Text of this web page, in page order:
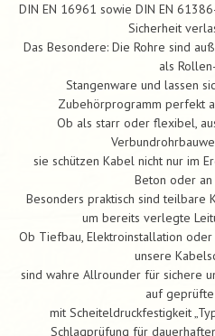
DIN EN 16961 sowie DIN EN
Sicherheit
Das Besondere: Die Rohre sind
als
Stangenware und lassen
Zubehörprogramm perfekt
Ob als starr oder flexibel,
sie schützen Kabel nicht nur im
Beton oder an
Besonders praktisch sind teilbare
um bereits verlegte
Ob Tiefbau, Elektroinstallation
unsere
sind wahre Allrounder für sichere
auf
mit Scheiteldruckfestigkeit
Schlagprüfung für